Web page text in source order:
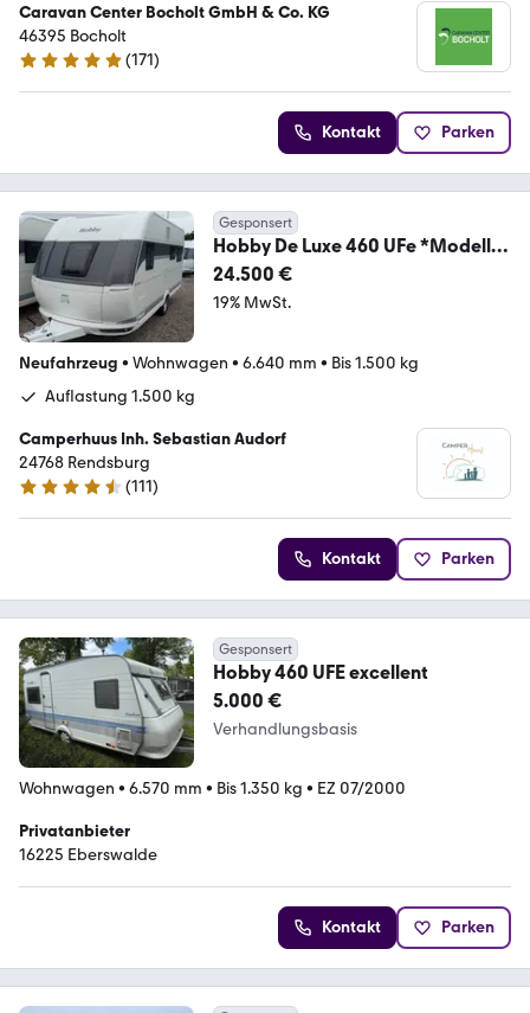
Caravan Center Bocholt GmbH & Co. KG
46395 Bocholt
4.8 Sterne
(171)
Kontakt Parken
Gesponsert
Hobby De Luxe 460 UFe *Modell
2026*
24.500 €
19% MwSt.
Neufahrzeug • Wohnwagen • 6.640 mm • Bis 1.500 kg
Auflastung 1.500 kg
Camperhuus Inh. Sebastian Audorf
24768 Rendsburg
4.3 Sterne
(111)
Kontakt Parken
Gesponsert
Hobby 460 UFE excellent
5.000 €
Verhandlungsbasis
Wohnwagen • 6.570 mm • Bis 1.350 kg • EZ 07/2000
Privatanbieter
16225 Eberswalde
Kontakt Parken